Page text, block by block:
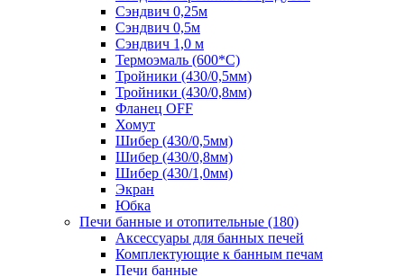
Сэндвич 0,25м
Сэндвич 0,5м
Сэндвич 1,0 м
Термоэмаль (600*С)
Тройники (430/0,5мм)
Тройники (430/0,8мм)
Фланец OFF
Хомут
Шибер (430/0,5мм)
Шибер (430/0,8мм)
Шибер (430/1,0мм)
Экран
Юбка
Печи банные и отопительные (180)
Аксессуары для банных печей
Комплектующие к банным печам
Печи банные